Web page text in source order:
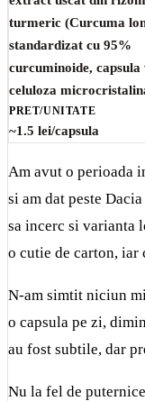
turmeric (Curcuma
standardizat cu 95%
curcuminoide, capsula
celuloza
PRET/UNITATE
~1.5 lei/capsula
Am avut o perioada
si am dat peste
sa incerc si varianta
o cutie de carton, iar
N-am simtit niciun
o capsula pe zi,
au fost subtile, dar
Nu la fel de